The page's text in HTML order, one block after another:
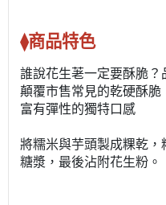
⧫商品特色
誰說花生荖一定要酥脆？
顛覆市售常見的乾硬酥脆
富有彈性的獨特口感
將糯米與芋頭製成粿乾
糖漿，最後沾附花生粉。